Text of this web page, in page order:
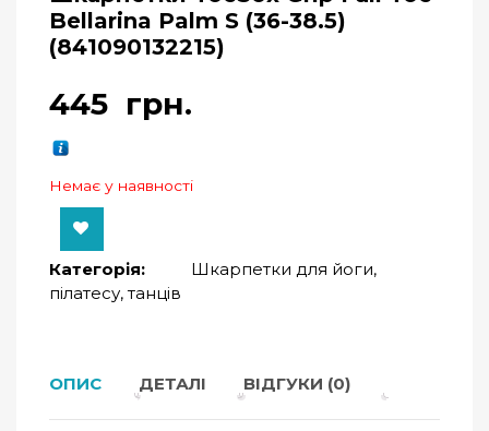
Bellarina Palm S (36-38.5)
(841090132215)
445 грн.
Немає у наявності
Категорія:
Шкарпетки для йоги,
пілатесу, танців
ОПИС ДЕТАЛІ ВІДГУКИ (0)